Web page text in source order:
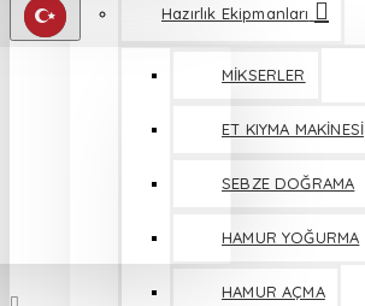
Hazırlık Ekipmanları
MİKSERLER
ET KIYMA MAKİNESİ
SEBZE DOĞRAMA
HAMUR YOĞURMA
HAMUR AÇMA